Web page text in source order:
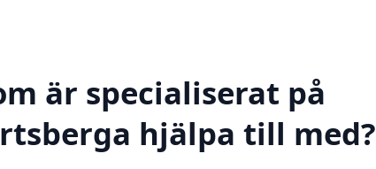
är specialiserat på
hjälpa till med?